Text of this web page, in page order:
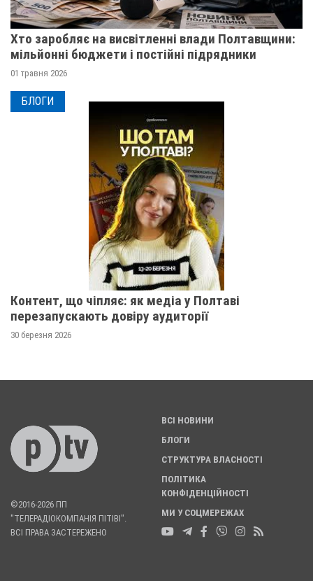
Хто заробляє на висвітленні влади Полтавщини:
мільйонні бюджети і постійні підрядники
01 травня 2026
БЛОГИ
Контент, що чіпляє: як медіа у Полтаві
перезапускають довіру аудиторії
30 березня 2026
©2016-2026 ПП
"ТЕЛЕРАДІОКОМПАНІЯ ПІТІВІ".
ВСІ ПРАВА ЗАСТЕРЕЖЕНО
ВСІ НОВИНИ
БЛОГИ
СТРУКТУРА ВЛАСНОСТІ
ПОЛІТИКА
КОНФІДЕНЦІЙНОСТІ
МИ У СОЦМЕРЕЖАХ